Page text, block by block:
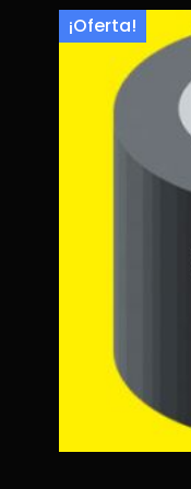
¡Oferta!